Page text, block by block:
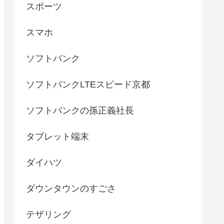
スポーツ
スマホ
ソフトバンク
ソフトバンクLTEスピード京都
ソフトバンクの孫正義社長
タブレット端末
ダイハツ
ダウンタウンのすごさ
テザリング